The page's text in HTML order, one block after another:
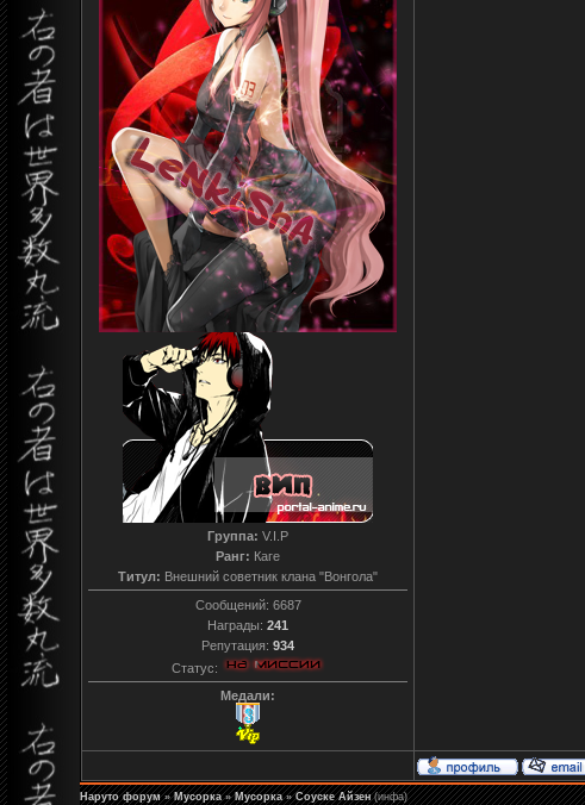
Группа: V.I.P
Ранг: Каге
Титул: Внешний советник клана "Вонгола"
Сообщений: 6687
Награды: 241
Репутация: 934
Статус:
Медали:
Наруто форум » Мусорка » Мусорка » Соуске Айзен (инфа)